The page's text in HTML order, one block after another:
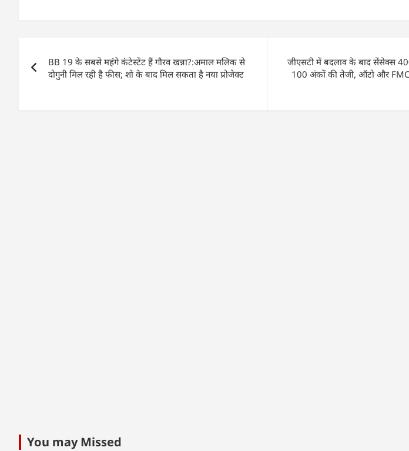
c
b
o
k
at
A
p
k
dI
n
ai ar
navigation
BB 19 के सबसे महंगे कंटेस्टेंट हैं गौरव खन्ना?:अमाल मलिक से
दोगुनी मिल रही है फीस; शो के बाद मिल सकता है नया प्रोजेक्ट
जीएसटी में बदलाव के बाद सेंसेक्स
100 अंकों की तेजी, ऑटो और
You may Missed